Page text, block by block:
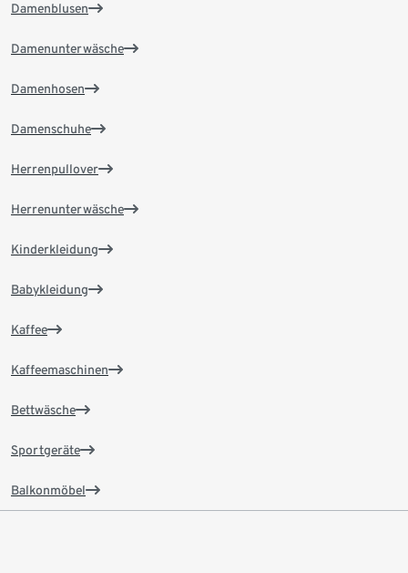
Damenblusen
Damenunterwäsche
Damenhosen
Damenschuhe
Herrenpullover
Herrenunterwäsche
Kinderkleidung
Babykleidung
Kaffee
Kaffeemaschinen
Bettwäsche
Sportgeräte
Balkonmöbel